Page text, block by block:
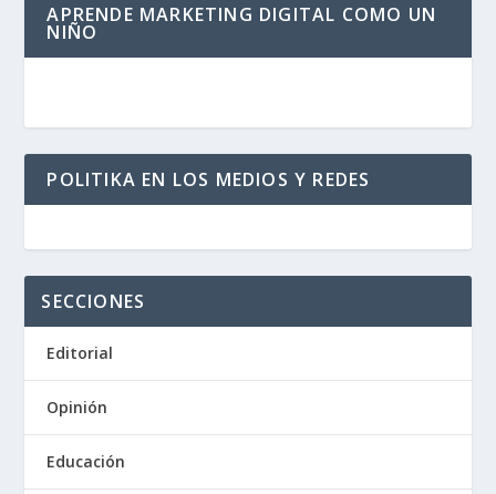
APRENDE MARKETING DIGITAL COMO UN
NIÑO
POLITIKA EN LOS MEDIOS Y REDES
SECCIONES
Editorial
Opinión
Educación